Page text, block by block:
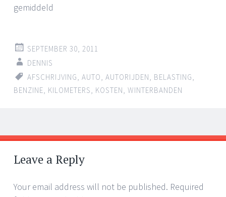
gemiddeld
SEPTEMBER 30, 2011
DENNIS
AFSCHRIJVING AUTO AUTORIJDEN BELASTING
BENZINE KILOMETERS KOSTEN WINTERBANDEN
Post
navigation
←
→
Leave a Reply
Your email address will not be published. Required